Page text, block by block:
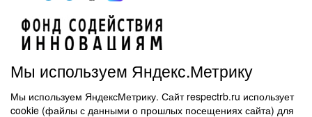
450071, г.Уфа, ул. 50 лет СССР, д.48 корп.1, офис 307
(347) 291 20 70
Мы используем Яндекс.Метрику
Мы используем ЯндексМетрику. Сайт respectrb.ru использует
cookie (файлы с данными о прошлых посещениях сайта) для